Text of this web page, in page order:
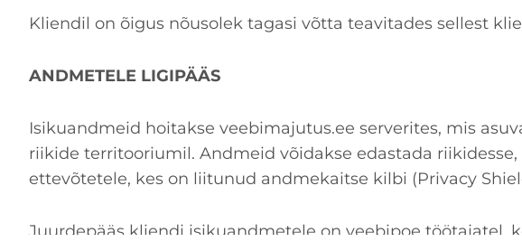
Kliendil on õigus nõusolek tagasi võtta teavitades sellest
ANDMETELE LIGIPÄÄS
Isikuandmeid hoitakse veebimajutus.ee serverites, mis
riikide territooriumil. Andmeid võidakse edastada
ettevõtetele, kes on liitunud andmekaitse kilbi (Privacy
Juurdepääs kliendi isikuandmetele on veebipoe töötajatel,